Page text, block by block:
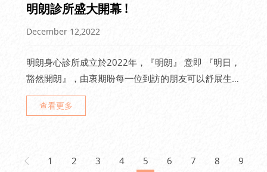
明朗診所盛大開幕 !
December 12,2022
明朗身心診所成立於2022年，『明朗』 意即 『明日，
豁然開朗』，由衷期盼每一位到訪的朋友可以舒展生理
或心靈，有我們的陪伴，讓您在未來的生活放鬆自在。
查看更多
1 2 3 4 5 6 7 8
9